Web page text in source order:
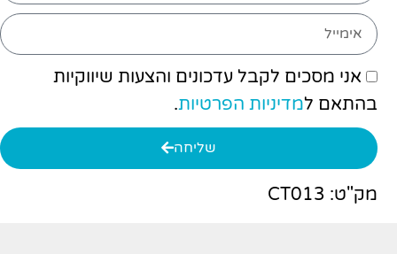
אני מסכים לקבל עדכונים והצעות שיווקיות
בהתאם למדיניות הפרטיות.
שליחה
מק"ט: CT013